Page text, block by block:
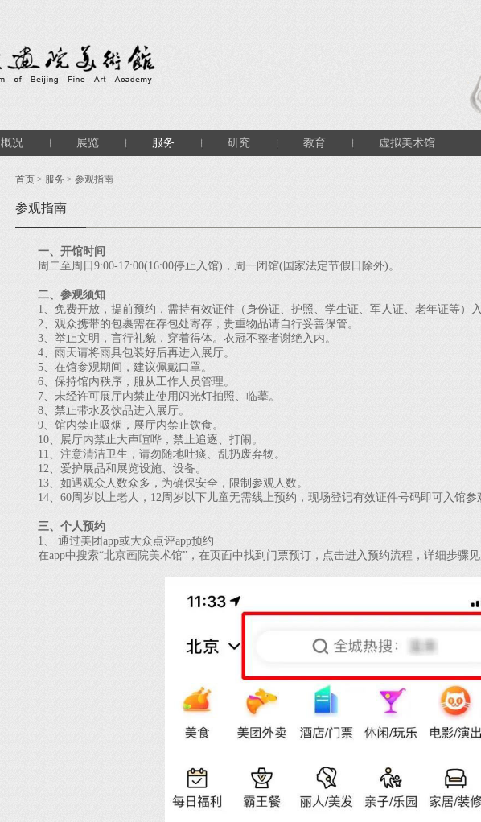
概况 展览 服务 研究 教育 虚拟美术馆
首页 > 服务 > 参观指南
参观指南
一、开馆时间
周二至周日9:00-17:00(16:00停止入馆)，周一闭馆(国家法定节假日除外)。
二、参观须知
1、免费开放，提前预约，需持有效证件（身份证、护照、学生证、军人证、老年证等）
2、观众携带的包裹需在存包处寄存，贵重物品请自行妥善保管。
3、举止文明，言行礼貌，穿着得体。衣冠不整者谢绝入内。
4、雨天请将雨具包装好后再进入展厅。
5、在馆参观期间，建议佩戴口罩。
6、保持馆内秩序，服从工作人员管理。
7、未经许可展厅内禁止使用闪光灯拍照、临摹。
8、禁止带水及饮品进入展厅。
9、馆内禁止吸烟，展厅内禁止饮食。
10、展厅内禁止大声喧哗，禁止追逐、打闹。
11、注意清洁卫生，请勿随地吐痰、乱扔废弃物。
12、爱护展品和展览设施、设备。
13、如遇观众人数众多，为确保安全，限制参观人数。
14、60周岁以上老人，12周岁以下儿童无需线上预约，现场登记有效证件号码即可入馆参
三、个人预约
1、 通过美团app或大众点评app预约
在app中搜索“北京画院美术馆”，在页面中找到门票预订，点击进入预约流程，详细步骤